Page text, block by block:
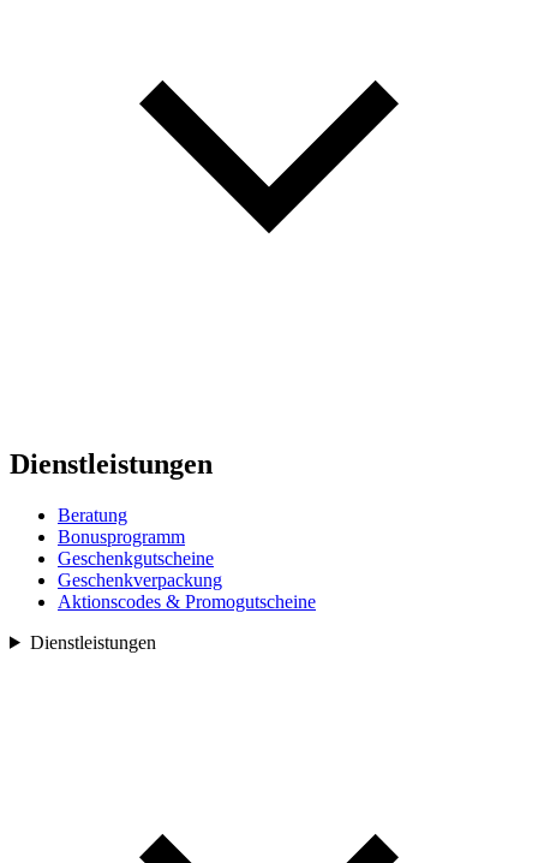
Dienstleistungen
Beratung
Bonusprogramm
Geschenkgutscheine
Geschenkverpackung
Aktionscodes & Promogutscheine
Dienstleistungen